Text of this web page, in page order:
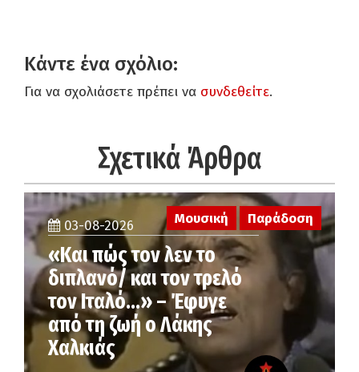
Κάντε ένα σχόλιο:
Για να σχολιάσετε πρέπει να συνδεθείτε.
Σχετικά Άρθρα
Μουσική Παράδοση
03-08-2026
«Και πώς τον λεν το
διπλανό/ και τον τρελό
τον Ιταλό…» – Έφυγε
από τη ζωή ο Λάκης
Χαλκιάς